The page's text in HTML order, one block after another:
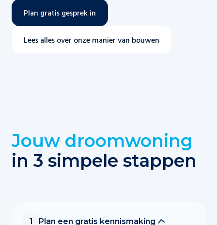
Plan gratis gesprek in
Lees alles over onze manier van bouwen
Jouw droomwoning
in 3 simpele stappen
1 Plan een gratis kennismaking